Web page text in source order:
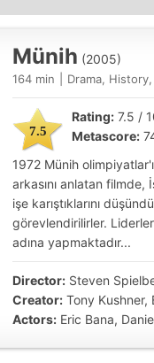
Münih (2005)
164 min Drama,
7.5
Rating: 7.5 /
Metascore:
1972 Münih
arkasını anlatan
işe karıştıklarını
görevlendirilirler.
adına yapmaktadır...
Director: Steven
Creator: Tony Kushner,
Actors: Eric Bana,